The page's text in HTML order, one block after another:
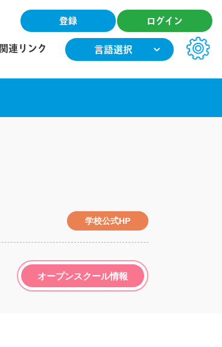
登録 ログイン
関連リンク 言語選択
学校公式HP
オープンスクール情報